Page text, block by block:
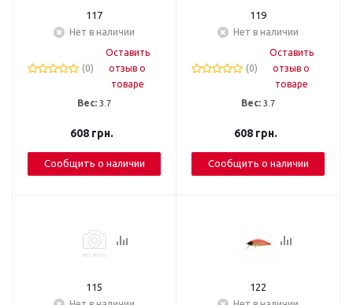
117
Нет в наличии
(0)
Оставить
отзыв о
товаре
Вес: 3.7
608грн.
Сообщить о наличии
119
Нет в наличии
(0)
Оставить
отзыв о
товаре
Вес: 3.7
608грн.
Сообщить о наличии
115 122